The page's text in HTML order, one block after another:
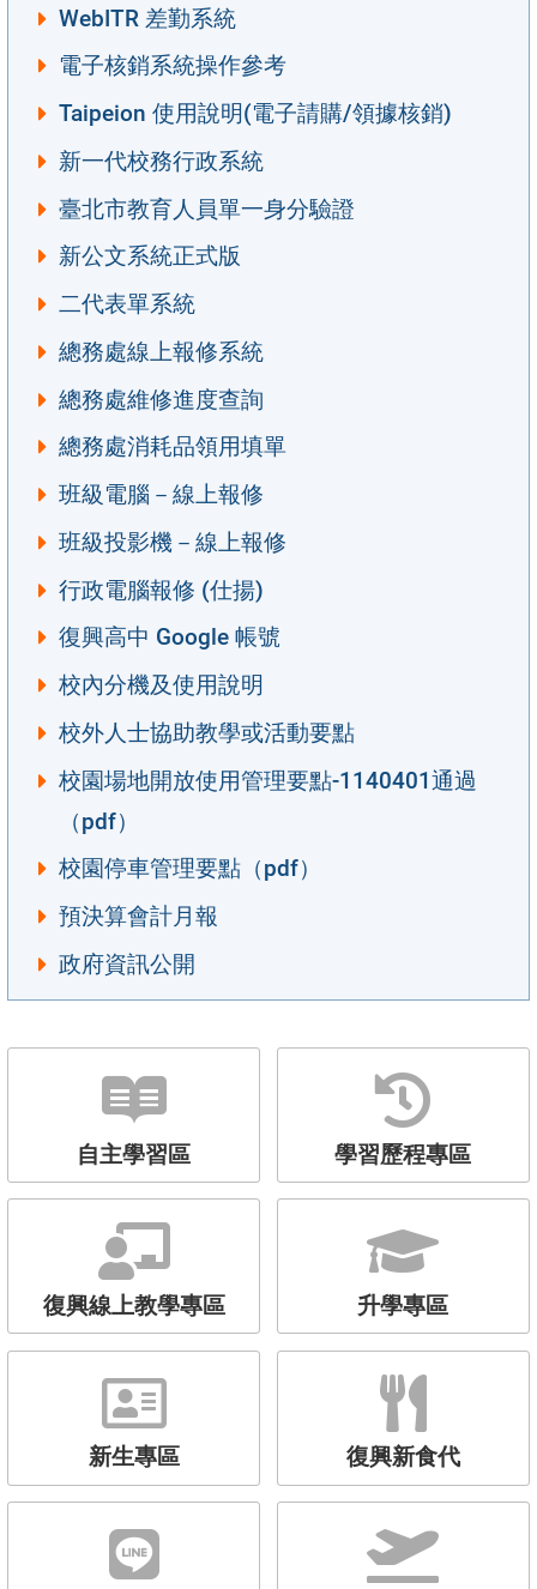
WebITR 差勤系統
電子核銷系統操作參考
Taipeion 使用說明(電子請購/領據核銷)
新一代校務行政系統
臺北市教育人員單一身分驗證
新公文系統正式版
二代表單系統
總務處線上報修系統
總務處維修進度查詢
總務處消耗品領用填單
班級電腦－線上報修
班級投影機－線上報修
行政電腦報修 (仕揚)
復興高中 Google 帳號
校內分機及使用說明
校外人士協助教學或活動要點
校園場地開放使用管理要點-1140401通過
（pdf）
校園停車管理要點（pdf）
預決算會計月報
政府資訊公開
自主學習區 學習歷程專區
復興線上教學專區 升學專區
新生專區 復興新食代